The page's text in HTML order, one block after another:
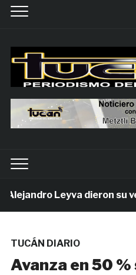
Leyva dieron su
TUCÁN DIARIO
Avanza en 50